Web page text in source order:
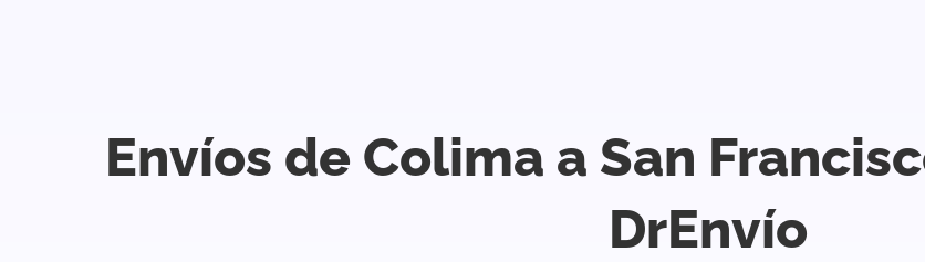
Envíos de Colima a San
DrEnvío